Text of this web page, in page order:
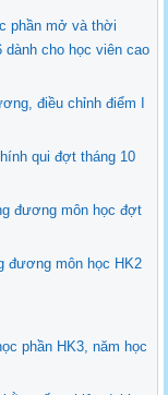
phần mở và thời
dành cho học viên cao
điều chỉnh điểm I
qui đợt tháng 10
đương môn học đợt
đương môn học HK2
phần HK3, năm học